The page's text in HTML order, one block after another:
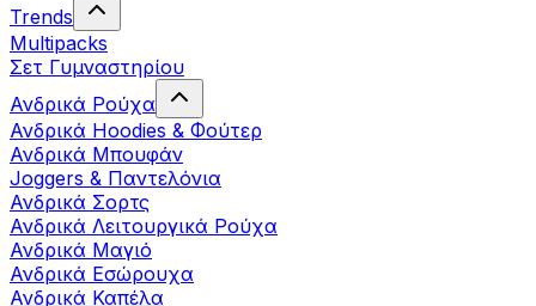
Trends
Multipacks
Σετ Γυμναστηρίου
Ανδρικά Ρούχα
Ανδρικά Hoodies & Φούτερ
Ανδρικά Μπουφάν
Joggers & Παντελόνια
Ανδρικά Σορτς
Ανδρικά Λειτουργικά Ρούχα
Ανδρικά Μαγιό
Ανδρικά Εσώρουχα
Ανδρικά Καπέλα